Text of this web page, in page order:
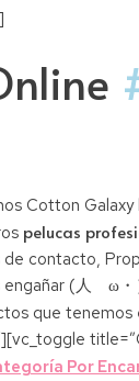
Cotton
pelucas
contacto,
(人ゝω
que
Por